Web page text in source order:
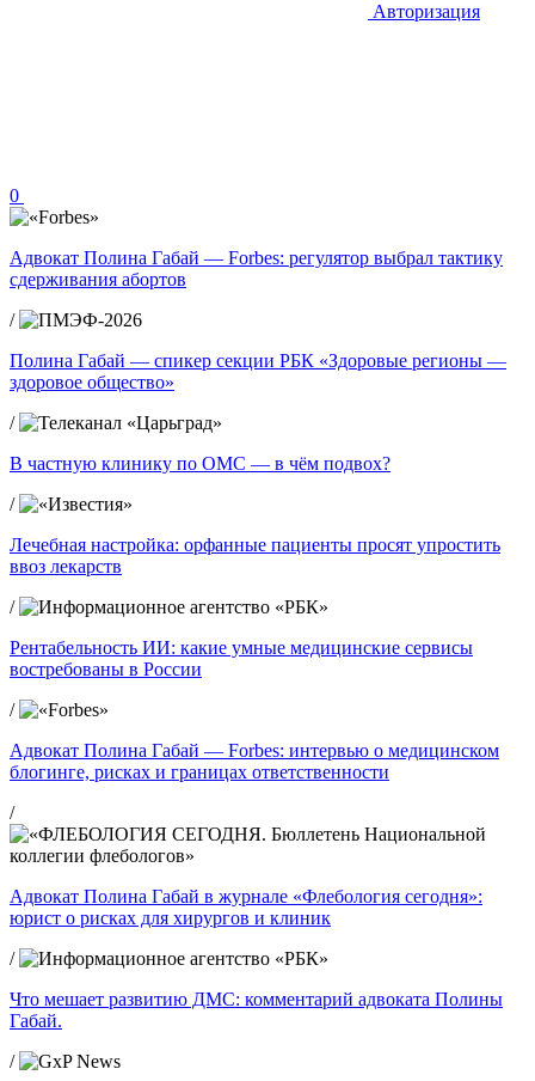
Авторизация
0
Адвокат Полина Габай — Forbes: регулятор выбрал тактику
сдерживания абортов
/
Полина Габай — спикер секции РБК «Здоровые регионы —
здоровое общество»
/
В частную клинику по ОМС — в чём подвох?
/
Лечебная настройка: орфанные пациенты просят упростить
ввоз лекарств
/
Рентабельность ИИ: какие умные медицинские сервисы
востребованы в России
/
Адвокат Полина Габай — Forbes: интервью о медицинском
блогинге, рисках и границах ответственности
/
Адвокат Полина Габай в журнале «Флебология сегодня»:
юрист о рисках для хирургов и клиник
/
Что мешает развитию ДМС: комментарий адвоката Полины
Габай.
/